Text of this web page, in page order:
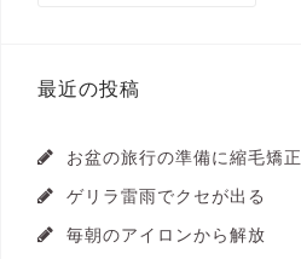
最近の投稿
お盆の旅行の準備に縮毛矯正
ゲリラ雷雨でクセが出る
毎朝のアイロンから解放